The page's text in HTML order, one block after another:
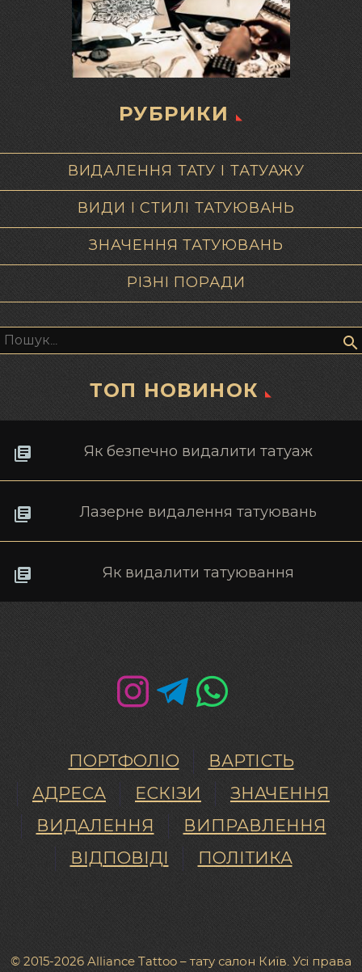
РУБРИКИ
ВИДАЛЕННЯ ТАТУ І ТАТУАЖУ
ВИДИ І СТИЛІ ТАТУЮВАНЬ
ЗНАЧЕННЯ ТАТУЮВАНЬ
РІЗНІ ПОРАДИ
ТОП НОВИНОК
Як безпечно видалити татуаж
Лазерне видалення татуювань
Як видалити татуювання
ПОРТФОЛІО
ВАРТІСТЬ
АДРЕСА
ЕСКІЗИ
ЗНАЧЕННЯ
ВИДАЛЕННЯ
ВИПРАВЛЕННЯ
ВІДПОВІДІ
ПОЛІТИКА
© 2015-2026 Alliance Tattoo – тату салон Київ. Усі права